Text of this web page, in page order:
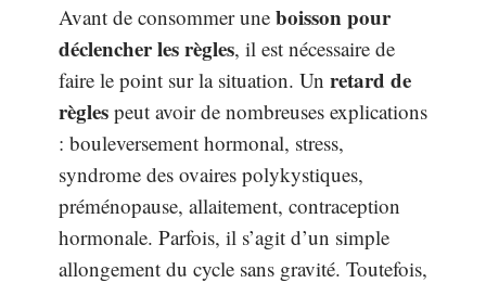
Avant de consommer une boisson pour
déclencher les règles, il est nécessaire de
faire le point sur la situation. Un retard de
règles peut avoir de nombreuses explications
: bouleversement hormonal, stress,
syndrome des ovaires polykystiques,
préménopause, allaitement, contraception
hormonale. Parfois, il s’agit d’un simple
allongement du cycle sans gravité. Toutefois,